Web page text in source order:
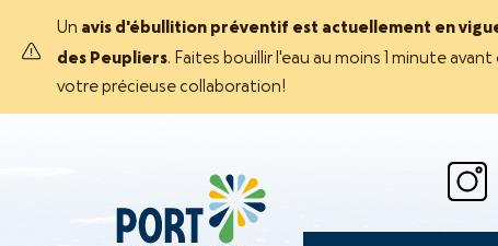
Un avis d'ébullition préventif est actuellement en
des Peupliers. Faites bouillir l'eau au moins 1 minute
votre précieuse collaboration!